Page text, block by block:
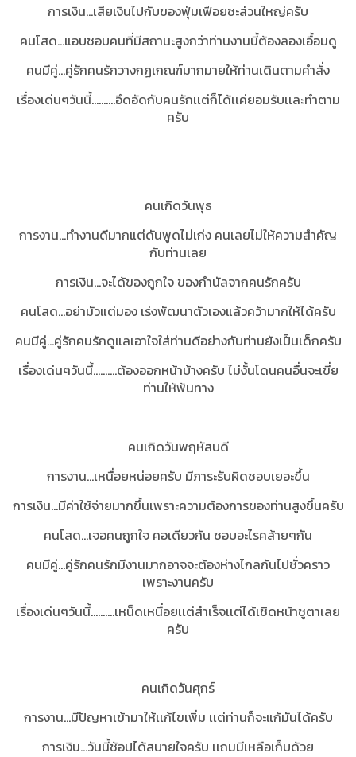
การเงิน...เสียเงินไปกับของฟุ่มเฟือยซะส่วนใหญ่ครับ
คนโสด...แอบชอบคนที่มีสถานะสูงกว่าท่านงานนี้ต้องลองเอื้อมดู
คนมีคู่...คู่รักคนรักวางกฏเกณฑ์มากมายให้ท่านเดินตามคำสั่ง
เรื่องเด่นๆวันนี้..........อึดอัดกับคนรักเเต่ก็ได้เเค่ยอมรับเเละทำตาม
ครับ
คนเกิดวันพุธ
การงาน...ทำงานดีมากแต่ดันพูดไม่เก่ง คนเลยไม่ให้ความสำคัญ
กับท่านเลย
การเงิน...จะได้ของถูกใจ ของกำนัลจากคนรักครับ
คนโสด...อย่ามัวแต่มอง เร่งพัฒนาตัวเองแล้วคว้ามากให้ได้ครับ
คนมีคู่...คู่รักคนรักดูแลเอาใจใส่ท่านดีอย่างกับท่านยังเป็นเด็กครับ
เรื่องเด่นๆวันนี้..........ต้องออกหน้าบ้างครับ ไม่งั้นโดนคนอื่นจะเขี่ย
ท่านให้พ้นทาง
คนเกิดวันพฤหัสบดี
การงาน...เหนื่อยหน่อยครับ มีภาระรับผิดชอบเยอะขึ้น
การเงิน...มีค่าใช้จ่ายมากขึ้นเพราะความต้องการของท่านสูงขึ้นครับ
คนโสด...เจอคนถูกใจ คอเดียวกัน ชอบอะไรคล้ายๆกัน
คนมีคู่...คู่รักคนรักมีงานมากอาจจะต้องห่างไกลกันไปชั่วคราว
เพราะงานครับ
เรื่องเด่นๆวันนี้..........เหน็ดเหนื่อยเเต่สำเร็จเเต่ได้เชิดหน้าชูตาเลย
ครับ
คนเกิดวันศุกร์
การงาน...มีปัญหาเข้ามาให้เเก้ไขเพิ่ม เเต่ท่านก็จะแก้มันได้ครับ
การเงิน...วันนี้ช้อปได้สบายใจครับ เเถมมีเหลือเก็บด้วย